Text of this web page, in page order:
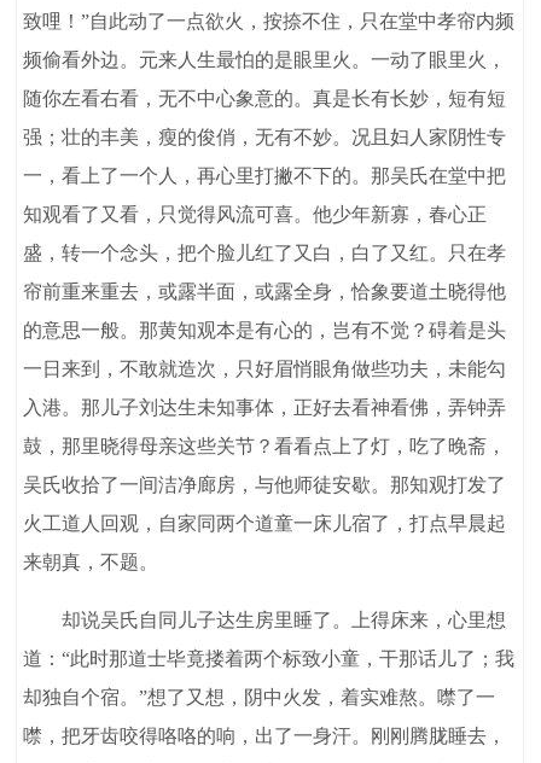
致哩！”自此动了一点欲火，按捺不住，只在堂中孝帘内频
频偷看外边。元来人生最怕的是眼里火。一动了眼里火，
随你左看右看，无不中心象意的。真是长有长妙，短有短
强；壮的丰美，瘦的俊俏，无有不妙。况且妇人家阴性专
一，看上了一个人，再心里打撇不下的。那吴氏在堂中把
知观看了又看，只觉得风流可喜。他少年新寡，春心正
盛，转一个念头，把个脸儿红了又白，白了又红。只在孝
帘前重来重去，或露半面，或露全身，恰象要道土晓得他
的意思一般。那黄知观本是有心的，岂有不觉？碍着是头
一日来到，不敢就造次，只好眉悄眼角做些功夫，未能勾
入港。那儿子刘达生未知事体，正好去看神看佛，弄钟弄
鼓，那里晓得母亲这些关节？看看点上了灯，吃了晚斋，
吴氏收拾了一间洁净廊房，与他师徒安歇。那知观打发了
火工道人回观，自家同两个道童一床儿宿了，打点早晨起
来朝真，不题。
却说吴氏自同儿子达生房里睡了。上得床来，心里想
道：“此时那道士毕竟搂着两个标致小童，干那话儿了；我
却独自个宿。”想了又想，阴中火发，着实难熬。噤了一
噤，把牙齿咬得咯咯的响，出了一身汗。刚刚腾胧睡去，